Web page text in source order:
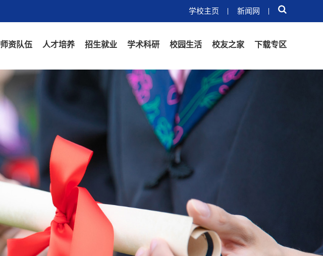
学校主页 新闻网
师资队伍 人才培养 招生就业 学术科研 校园生活 校友之家 下载专区